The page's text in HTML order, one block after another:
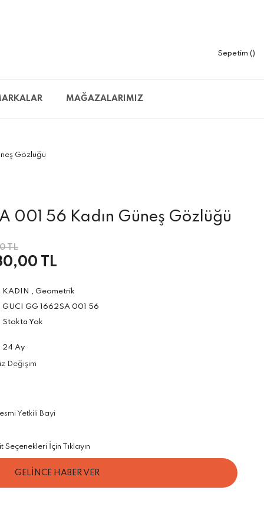
Sepetim
MAĞAZALARIMIZ
Gözlüğü
001 56 Kadın Güneş Gözlüğü
TL
TL
KADIN , Geometrik
GUCI GG 1662SA 001 56
Stokta Yok
24 Ay
Değişim
Yetkili Bayi
İçin Tıklayın
GELİNCE HABER VER